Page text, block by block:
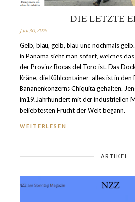
DIE LETZTE
Juni 30, 2025
Gelb, blau, gelb, blau und nochmals
in Panama sieht man sofort, welches
der Provinz Bocas del Toro ist. Das
Kräne, die Kühlcontainer–alles ist in den
Bananenkonzerns Chiquita gehalten.
im19.Jahrhundert mit der industriellen
beliebtesten Frucht der Welt begann.
WEITERLESEN
ARTIKEL